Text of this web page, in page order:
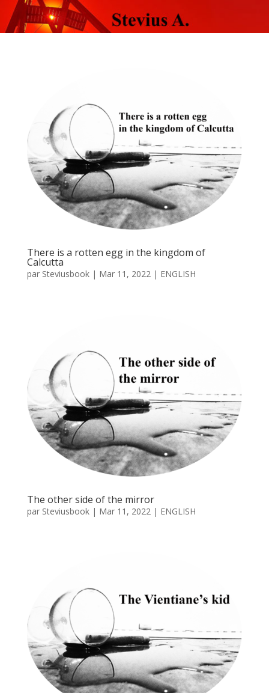
There is a rotten egg in the kingdom of
Calcutta
par Steviusbook| Mar 11, 2022| ENGLISH
The other side of the mirror
par Steviusbook| Mar 11, 2022 | ENGLISH